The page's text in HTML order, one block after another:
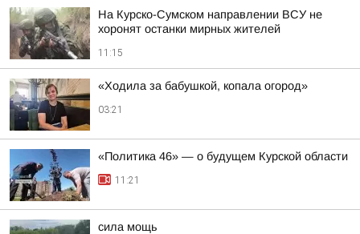
На Курско-Сумском направлении ВСУ не
хоронят останки мирных жителей
11:15
«Ходила за бабушкой, копала огород»
03:21
«Политика 46» — о будущем Курской области
11:21
сила мощь